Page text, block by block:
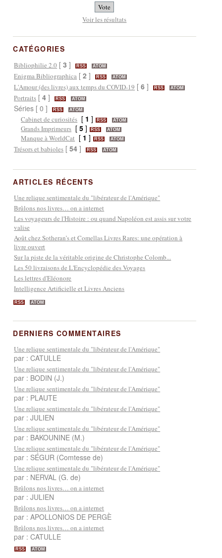
Voir les résultats
CATÉGORIES
Bibliophilie 2.0 [3 ] RSS ATOM
Enigma Bibliographica [2 ] RSS ATOM
L'Amour (des livres) aux temps du COVID-19 [6 ] RSS ATOM
Portraits [4 ] RSS ATOM
Séries [ 0 ] RSS ATOM
Cabinet de curiosités [ 1 ] RSS ATOM
Grands Imprimeurs [5 ] RSS ATOM
Manque à WorldCat [ 1 ] RSS ATOM
Trésors et babioles [54 ] RSS ATOM
ARTICLES RÉCENTS
Une relique sentimentale du "libérateur de l'Amérique"
Brûlons nos livres… on a internet
Les voyageurs de l'Histoire : ou quand Napoléon est assis sur votre
valise
Août chez Sotheran’s et Comellas Livres Rares: une opération à
livre ouvert
Sur la piste de la véritable origine de Christophe Colomb...
Les 50 livraisons de L'Encyclopédie des Voyages
Les lettres d'Eléonore
Intelligence Artificielle et Livres Anciens
RSS ATOM
DERNIERS COMMENTAIRES
Une relique sentimentale du "libérateur de l'Amérique"
par : CATULLE
Une relique sentimentale du "libérateur de l'Amérique"
par : BODIN (J.)
Une relique sentimentale du "libérateur de l'Amérique"
par : PLAUTE
Une relique sentimentale du "libérateur de l'Amérique"
par : JULIEN
Une relique sentimentale du "libérateur de l'Amérique"
par : BAKOUNINE (M.)
Une relique sentimentale du "libérateur de l'Amérique"
par : SÉGUR (Comtesse de)
Une relique sentimentale du "libérateur de l'Amérique"
par : NERVAL (G. de)
Brûlons nos livres… on a internet
par : JULIEN
Brûlons nos livres… on a internet
par : APOLLONIOS DE PERGÈ
Brûlons nos livres… on a internet
par : CATULLE
RSS ATOM